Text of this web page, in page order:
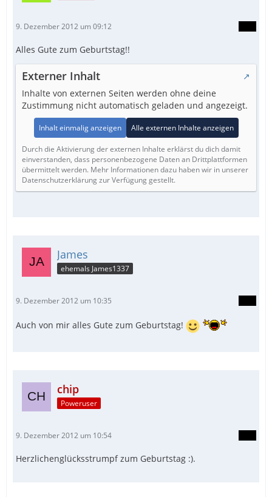
9. Dezember 2012 um 09:12
Alles Gute zum Geburtstag!!
Externer Inhalt
Inhalte von externen Seiten werden ohne deine
Zustimmung nicht automatisch geladen und angezeigt.
Inhalt einmalig anzeigen Alle externen Inhalte anzeigen
Durch die Aktivierung der externen Inhalte erklärst du dich damit
einverstanden, dass personenbezogene Daten an Drittplattformen
übermittelt werden. Mehr Informationen dazu haben wir in unserer
Datenschutzerklärung zur Verfügung gestellt.
James
ehemals James1337
9. Dezember 2012 um 10:35
Auch von mir alles Gute zum Geburtstag!
chip
Poweruser
9. Dezember 2012 um 10:54
Herzlichenglücksstrumpf zum Geburtstag :).